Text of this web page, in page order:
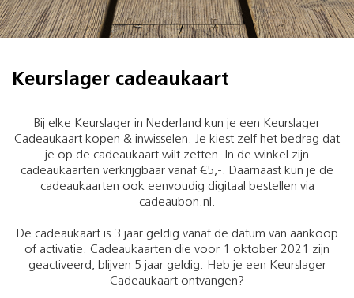
Keurslager cadeaukaart
Bij elke Keurslager in Nederland kun je een Keurslager
Cadeaukaart kopen & inwisselen. Je kiest zelf het bedrag dat
je op de cadeaukaart wilt zetten. In de winkel zijn
cadeaukaarten verkrijgbaar vanaf €5,-. Daarnaast kun je de
cadeaukaarten ook eenvoudig digitaal bestellen via
cadeaubon.nl.
De cadeaukaart is 3 jaar geldig vanaf de datum van aankoop
of activatie. Cadeaukaarten die voor 1 oktober 2021 zijn
geactiveerd, blijven 5 jaar geldig. Heb je een Keurslager
Cadeaukaart ontvangen?